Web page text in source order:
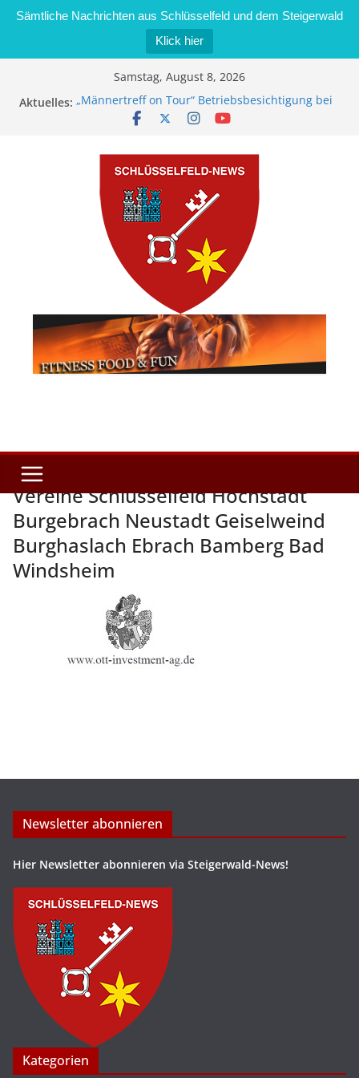
Sämtliche Nachrichten aus Schlüsselfeld und dem Steigerwald
Klick hier
Samstag, August 8, 2026
Aktuelles: „Männertreff on Tour“ Betriebsbesichtigung bei
der Schreinerei Zimmermann GmbH
Kontrolle
Kindergartenplätze an
Dieseldiebstahl im Wert von 600 Euro
Vereine Schlüsselfeld Höchstadt
Burgebrach Neustadt Geiselweind
Burghaslach Ebrach Bamberg Bad
Windsheim
Newsletter abonnieren
Hier Newsletter abonnieren via Steigerwald-News!
Kategorien